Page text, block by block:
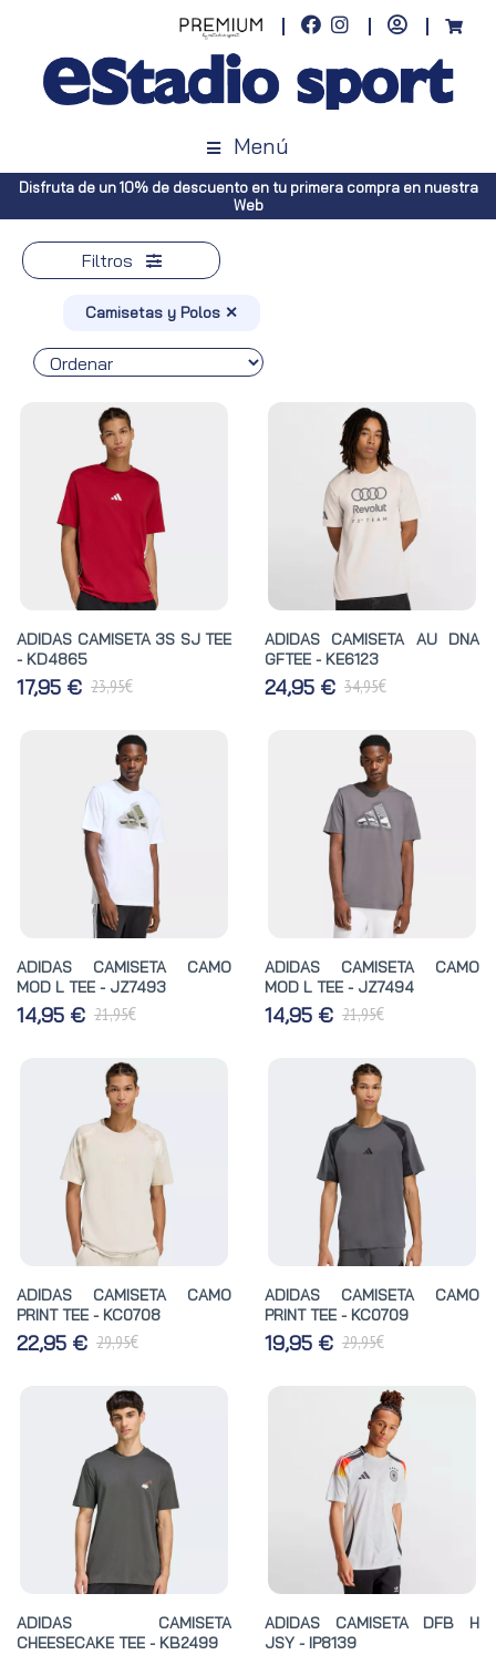
Menú
compra en nuestra
Envíos gratuitos a toda España
Filtros
Camisetas y Polos ✕
ADIDAS CAMISETA 3S SJ TEE
- KD4865
17,95 € 23,95€
ADIDAS CAMISETA AU DNA
GFTEE - KE6123
24,95 € 34,95€
ADIDAS CAMISETA CAMO
MOD L TEE - JZ7493
14,95 € 21,95€
ADIDAS CAMISETA CAMO
MOD L TEE - JZ7494
14,95 € 21,95€
ADIDAS CAMISETA CAMO
PRINT TEE - KC0708
22,95 € 29,95€
ADIDAS CAMISETA CAMO
PRINT TEE - KC0709
19,95 € 29,95€
ADIDAS CAMISETA
CHEESECAKE TEE - KB2499
ADIDAS CAMISETA DFB H
JSY - IP8139